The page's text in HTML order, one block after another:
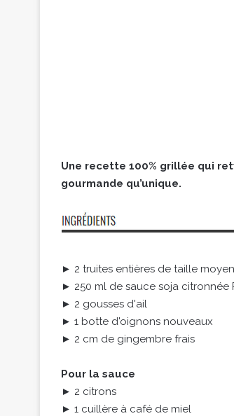
Une recette 100% grillée qui
gourmande qu’unique.
► 2 truites entières de taille
► 250 ml de sauce soja citronnée
► 2 gousses d'ail
► 1 botte d'oignons nouveaux
► 2 cm de gingembre frais
Pour la sauce
► 2 citrons
► 1 cuillère à café de miel